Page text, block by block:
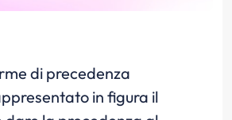
di precedenza
in figura il